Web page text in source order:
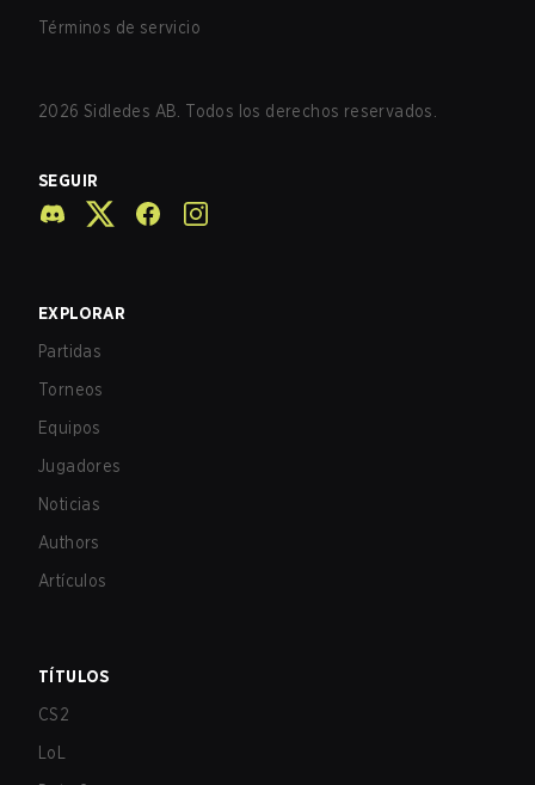
Términos de servicio
2026 Sidledes AB. Todos los derechos reservados.
SEGUIR
EXPLORAR
Partidas
Torneos
Equipos
Jugadores
Noticias
Authors
Artículos
TÍTULOS
CS2
LoL